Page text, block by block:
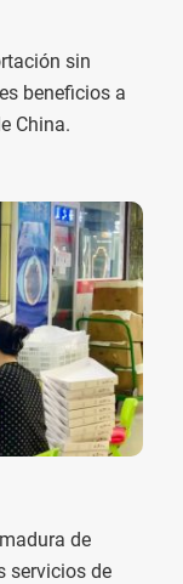
sin
beneficios a
China.
de
servicios de